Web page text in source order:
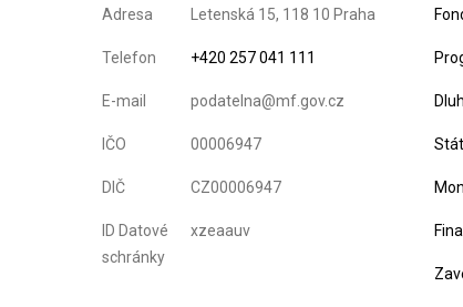
Adresa Letenská 15, 118 10 Praha
Telefon +420 257 041 111
E-mail podatelna@mf.gov.cz
IČO 00006947
DIČ CZ00006947
ID Datové
schránky
xzeaauv